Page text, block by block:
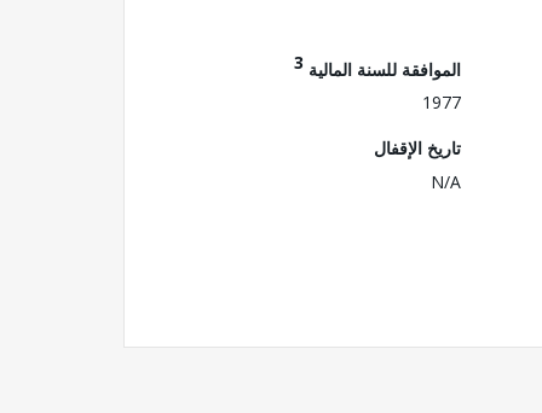
الموافقة للسنة المالية 3
1977
تاريخ الإقفال
N/A